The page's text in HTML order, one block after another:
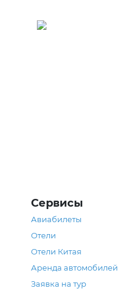
Сервисы
Авиабилеты
Отели
Отели Китая
Аренда автомобилей
Заявка на тур